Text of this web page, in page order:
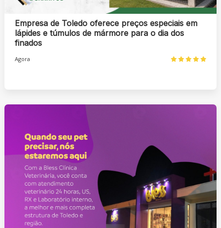
Empresa de Toledo oferece preços especiais em
lápides e túmulos de mármore para o dia dos
finados
Agora